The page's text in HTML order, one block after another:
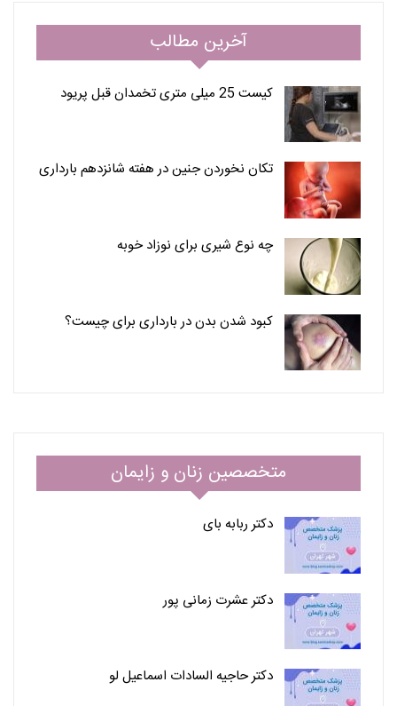
آخرین مطالب
کیست 25 میلی متری تخمدان قبل پریود
تکان نخوردن جنین در هفته شانزدهم بارداری
چه نوع شیری برای نوزاد خوبه
کبود شدن بدن در بارداری برای چیست؟
متخصصین زنان و زایمان
دکتر ربابه بای
دکتر عشرت زمانی پور
دکتر حاجیه السادات اسماعیل لو